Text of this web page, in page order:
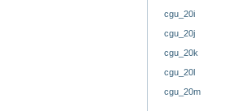
cgu_20i
cgu_20j
cgu_20k
cgu_20l
cgu_20m